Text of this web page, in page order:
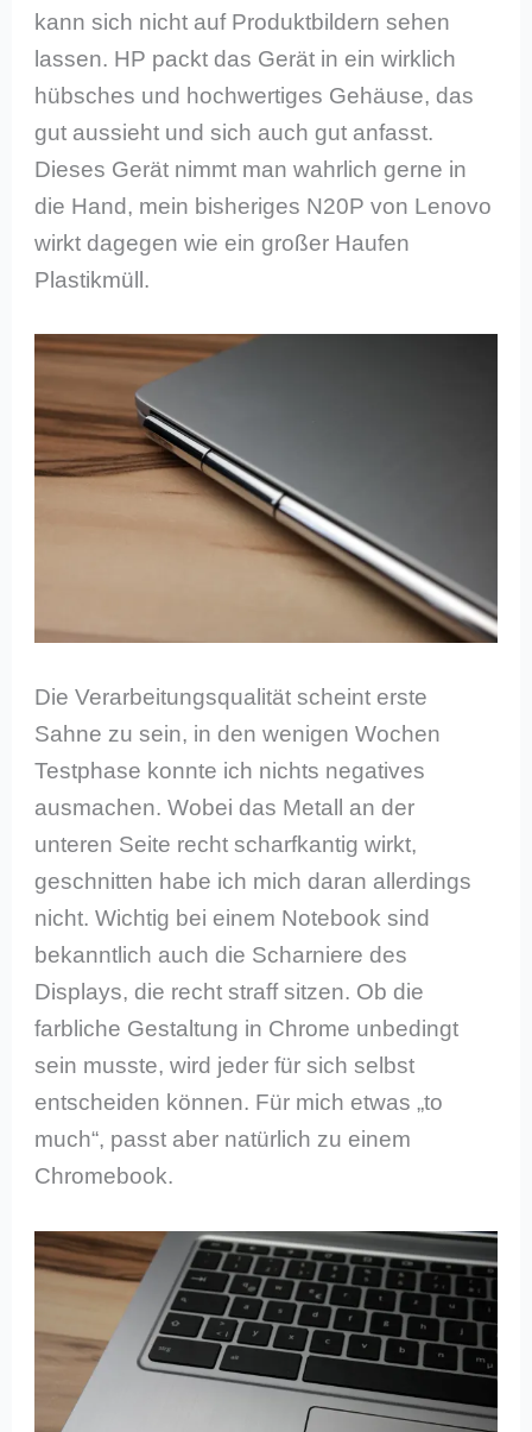
kann sich nicht auf Produktbildern sehen
lassen. HP packt das Gerät in ein wirklich
hübsches und hochwertiges Gehäuse, das
gut aussieht und sich auch gut anfasst.
Dieses Gerät nimmt man wahrlich gerne in
die Hand, mein bisheriges N20P von Lenovo
wirkt dagegen wie ein großer Haufen
Plastikmüll.
Die Verarbeitungsqualität scheint erste
Sahne zu sein, in den wenigen Wochen
Testphase konnte ich nichts negatives
ausmachen. Wobei das Metall an der
unteren Seite recht scharfkantig wirkt,
geschnitten habe ich mich daran allerdings
nicht. Wichtig bei einem Notebook sind
bekanntlich auch die Scharniere des
Displays, die recht straff sitzen. Ob die
farbliche Gestaltung in Chrome unbedingt
sein musste, wird jeder für sich selbst
entscheiden können. Für mich etwas „to
much“, passt aber natürlich zu einem
Chromebook.